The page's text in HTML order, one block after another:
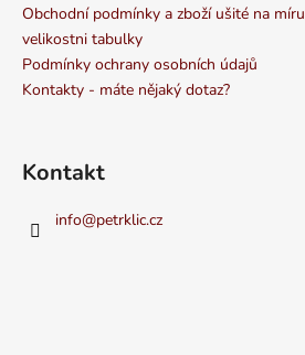
Obchodní podmínky a zboží ušité na míru
velikostni tabulky
Podmínky ochrany osobních údajů
Kontakty - máte nějaký dotaz?
Kontakt
info@petrklic.cz